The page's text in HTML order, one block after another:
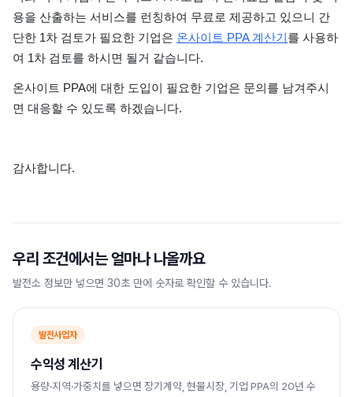
용을 산출하는 서비스를 런칭하여 무료로 제공하고 있으니 간
단한 1차 검토가 필요한 기업은 온사이트 PPA 계산기를 사용하
여 1차 검토를 하시면 될거 같습니다.
온사이트 PPA에 대한 도입이 필요한 기업은 문의를 남겨주시
면 대응할 수 있도록 하겠습니다.
감사합니다.
우리 조건에서는 얼마나 나올까요
발전소 정보만 넣으면 30초 만에 숫자로 확인할 수 있습니다.
발전사업자
수익성 계산기
용량·지역·가중치를 넣으면 장기계약, 현물시장, 기업 PPA의 20년 수